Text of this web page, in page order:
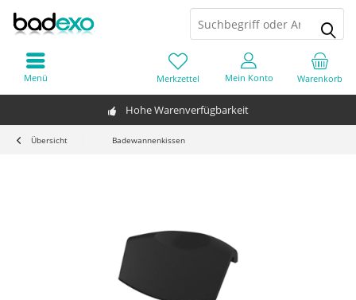
Hohe Warenverfügbarkeit
Warenkorb
Merkzettel Mein Konto
Menü
Übersicht Badewannenkissen